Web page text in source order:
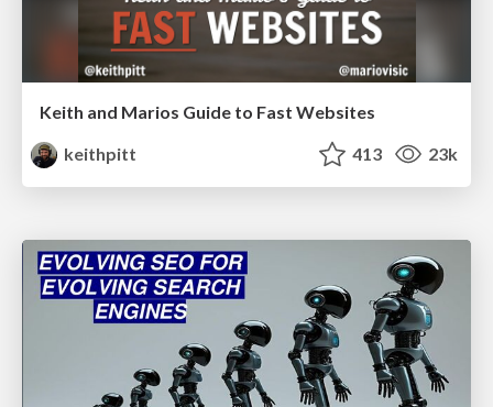
Keith and Marios Guide to Fast Websites
keithpitt
413 23k